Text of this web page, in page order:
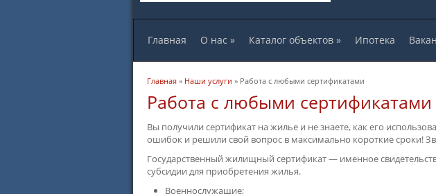
Главная О нас » Каталог объектов » Ипотека
Вы здесь
Главная » Наши услуги » Работа с любыми сертификатами
Работа с любыми сертификатами
Вы получили сертификат на жилье и не знаете, как его
ошибок и решили свой вопрос в максимально короткие сроки!
Государственный жилищный сертификат — именное
субсидии для приобретения жилья.
Военнослужащие;